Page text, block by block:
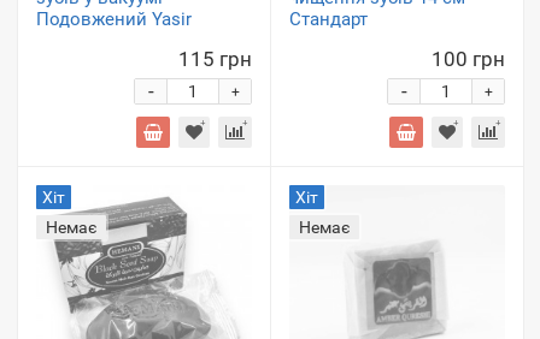
Подовжений Yasir
115 грн
+
-
Стандарт
100 грн
+
-
Хіт
Немає
Хіт
Немає